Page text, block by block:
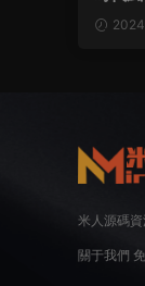
PC三
米人源碼
關于我們